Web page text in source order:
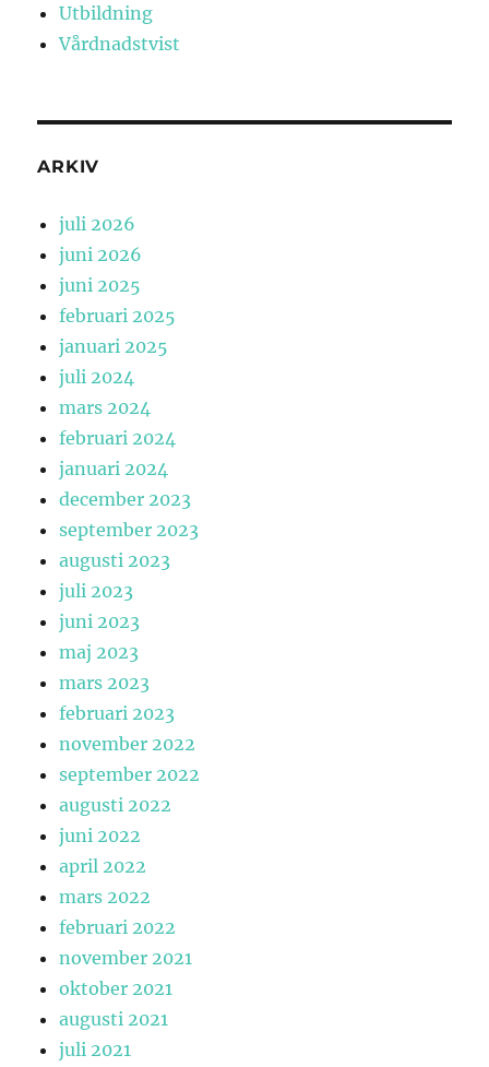
Utbildning
Vårdnadstvist
ARKIV
juli 2026
juni 2026
juni 2025
februari 2025
januari 2025
juli 2024
mars 2024
februari 2024
januari 2024
december 2023
september 2023
augusti 2023
juli 2023
juni 2023
maj 2023
mars 2023
februari 2023
november 2022
september 2022
augusti 2022
juni 2022
april 2022
mars 2022
februari 2022
november 2021
oktober 2021
augusti 2021
juli 2021